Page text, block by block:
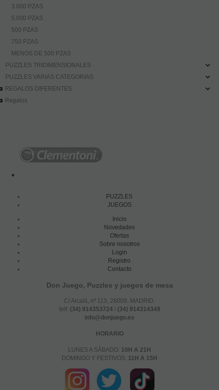
3.000 PZAS
5.000 PZAS
500 PZAS
750 PZAS
MENOS DE 500 PZAS
PUZZLES TRIDIMENSIONALES
PUZZLES VARIAS CATEGORIAS
REGALOS DIFERENTES
Regalos
PUZZLES
JUEGOS
Inicio
Novedades
Ofertas
Sobre nosotros
Login
Registro
Contacto
Don Juego, Puzzles y juegos de mesa
C/ Alcalá, nº 113, 28009. MADRID.
telf: (34) 914353724/ (34) 914314349
info@donjuego.es
HORARIO
LUNES A SÁBADO: 10H A 21H
DOMINGO Y FESTIVOS: 11H A 15H